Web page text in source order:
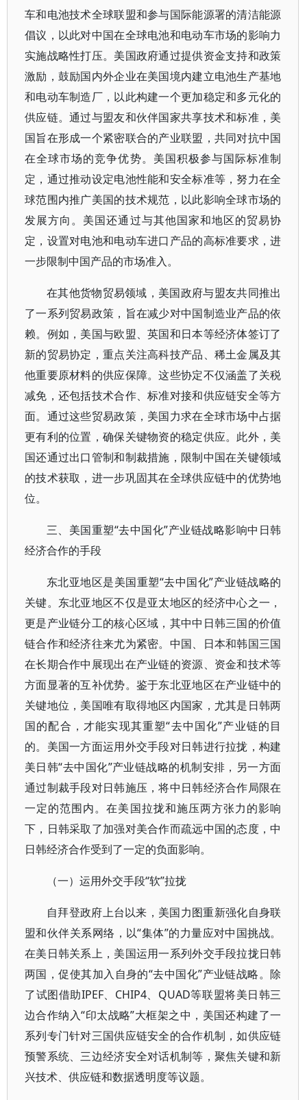
车和电池技术全球联盟和参与国际能源署的清洁能源
倡议，以此对中国在全球电池和电动车市场的影响力
实施战略性打压。美国政府通过提供资金支持和政策
激励，鼓励国内外企业在美国境内建立电池生产基地
和电动车制造厂，以此构建一个更加稳定和多元化的
供应链。通过与盟友和伙伴国家共享技术和标准，美
国旨在形成一个紧密联合的产业联盟，共同对抗中国
在全球市场的竞争优势。美国积极参与国际标准制
定，通过推动设定电池性能和安全标准等，努力在全
球范围内推广美国的技术规范，以此影响全球市场的
发展方向。美国还通过与其他国家和地区的贸易协
定，设置对电池和电动车进口产品的高标准要求，进
一步限制中国产品的市场准入。
在其他货物贸易领域，美国政府与盟友共同推出
了一系列贸易政策，旨在减少对中国制造业产品的依
赖。例如，美国与欧盟、英国和日本等经济体签订了
新的贸易协定，重点关注高科技产品、稀土金属及其
他重要原材料的供应保障。这些协定不仅涵盖了关税
减免，还包括技术合作、标准对接和供应链安全等方
面。通过这些贸易政策，美国力求在全球市场中占据
更有利的位置，确保关键物资的稳定供应。此外，美
国还通过出口管制和制裁措施，限制中国在关键领域
的技术获取，进一步巩固其在全球供应链中的优势地
位。
三、美国重塑“去中国化”产业链战略影响中日韩
经济合作的手段
东北亚地区是美国重塑“去中国化”产业链战略的
关键。东北亚地区不仅是亚太地区的经济中心之一，
更是产业链分工的核心区域，其中中日韩三国的价值
链合作和经济往来尤为紧密。中国、日本和韩国三国
在长期合作中展现出在产业链的资源、资金和技术等
方面显著的互补优势。鉴于东北亚地区在产业链中的
关键地位，美国唯有取得地区内国家，尤其是日韩两
国的配合，才能实现其重塑“去中国化”产业链的目
的。美国一方面运用外交手段对日韩进行拉拢，构建
美日韩“去中国化”产业链战略的机制安排，另一方面
通过制裁手段对日韩施压，将中日韩经济合作局限在
一定的范围内。在美国拉拢和施压两方张力的影响
下，日韩采取了加强对美合作而疏远中国的态度，中
日韩经济合作受到了一定的负面影响。
（一）运用外交手段“软”拉拢
自拜登政府上台以来，美国力图重新强化自身联
盟和伙伴关系网络，以“集体”的力量应对中国挑战。
在美日韩关系上，美国运用一系列外交手段拉拢日韩
两国，促使其加入自身的“去中国化”产业链战略。除
了试图借助IPEF、CHIP4、QUAD等联盟将美日韩三
边合作纳入“印太战略”大框架之中，美国还构建了一
系列专门针对三国供应链安全的合作机制，如供应链
预警系统、三边经济安全对话机制等，聚焦关键和新
兴技术、供应链和数据透明度等议题。